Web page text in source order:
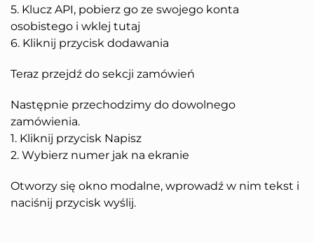
5. Klucz API, pobierz go ze swojego konta
osobistego i wklej tutaj
6. Kliknij przycisk dodawania
Teraz przejdź do sekcji zamówień
Następnie przechodzimy do dowolnego
zamówienia.
1. Kliknij przycisk Napisz
2. Wybierz numer jak na ekranie
Otworzy się okno modalne, wprowadź w nim tekst i
naciśnij przycisk wyślij.